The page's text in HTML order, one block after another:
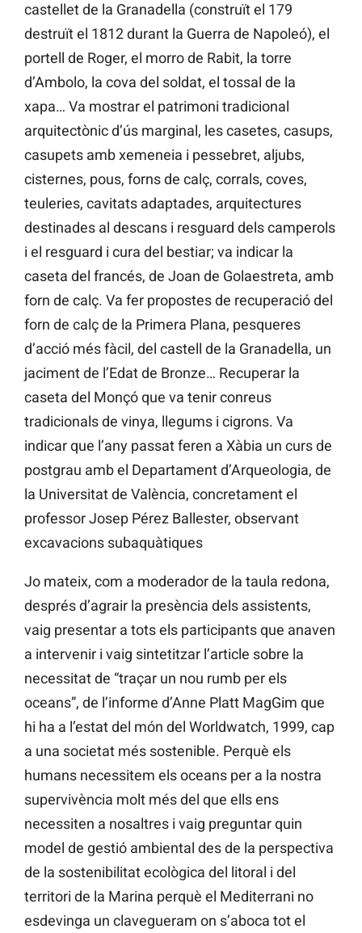
castellet de la Granadella (construït el 179
destruït el 1812 durant la Guerra de Napoleó), el
portell de Roger, el morro de Rabit, la torre
d’Ambolo, la cova del soldat, el tossal de la
xapa… Va mostrar el patrimoni tradicional
arquitectònic d’ús marginal, les casetes, casups,
casupets amb xemeneia i pessebret, aljubs,
cisternes, pous, forns de calç, corrals, coves,
teuleries, cavitats adaptades, arquitectures
destinades al descans i resguard dels camperols
i el resguard i cura del bestiar; va indicar la
caseta del francés, de Joan de Golaestreta, amb
forn de calç. Va fer propostes de recuperació del
forn de calç de la Primera Plana, pesqueres
d’acció més fàcil, del castell de la Granadella, un
jaciment de l’Edat de Bronze… Recuperar la
caseta del Monçó que va tenir conreus
tradicionals de vinya, llegums i cigrons. Va
indicar que l’any passat feren a Xàbia un curs de
postgrau amb el Departament d’Arqueologia, de
la Universitat de València, concretament el
professor Josep Pérez Ballester, observant
excavacions subaquàtiques
Jo mateix, com a moderador de la taula redona,
després d’agrair la presència dels assistents,
vaig presentar a tots els participants que anaven
a intervenir i vaig sintetitzar l’article sobre la
necessitat de “traçar un nou rumb per els
oceans”, de l’informe d’Anne Platt MagGim que
hi ha a l’estat del món del Worldwatch, 1999, cap
a una societat més sostenible. Perquè els
humans necessitem els oceans per a la nostra
supervivència molt més del que ells ens
necessiten a nosaltres i vaig preguntar quin
model de gestió ambiental des de la perspectiva
de la sostenibilitat ecològica del litoral i del
territori de la Marina perquè el Mediterrani no
esdevinga un clavegueram on s’aboca tot el